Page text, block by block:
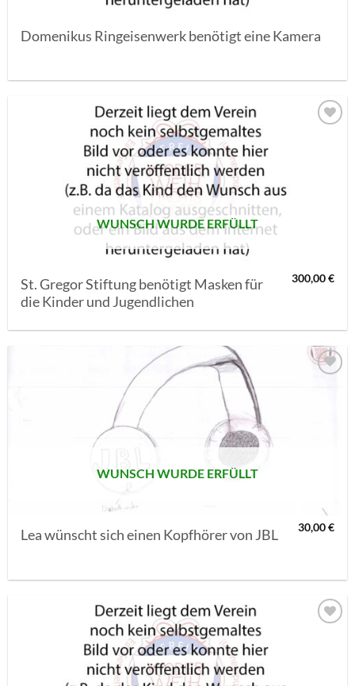
Domenikus Ringeisenwerk benötigt eine Kamera
WUNSCH WURDE ERFÜLLT
St. Gregor Stiftung benötigt Masken für
die Kinder und Jugendlichen
300,00€
WUNSCH WURDE ERFÜLLT
Lea wünscht sich einen Kopfhörer von JBL 30,00€